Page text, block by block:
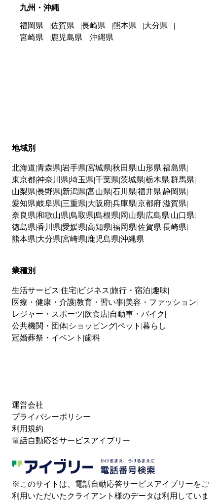
九州・沖縄
福岡県 佐賀県 長崎県 熊本県
大分県
宮崎県
鹿児島県 沖縄県
地域別
北海道 青森県 岩手県 宮城県 秋田県 山形県 福島県
東京都神奈川県 埼玉県 千葉県 茨城県 栃木県 群馬県
山梨県 長野県 新潟県 富山県 石川県 福井県 静岡県
愛知県 岐阜県 三重県 大阪府兵庫県 京都府滋賀県
奈良県 和歌山県 鳥取県 島根県 岡山県 広島県 山口県
徳島県 香川県 愛媛県 高知県 福岡県 佐賀県 長崎県
熊本県 大分県 宮崎県 鹿児島県 沖縄県
業種別
生活サービス 住宅 ビジネス 旅行・宿泊 趣味
医療・健康・介護教育・習い事 美容・ファッション
レジャー・スポーツ 飲食店 自動車・バイク
公共機関・団体 ショッピングペット 暮らし
冠婚葬祭・イベント 歯科
運営会社
プライバシーポリシー
利用規約
電話自動応答サービスアイブリー
※このサイトは、電話自動応答サービスアイブリーをご
利用いただいたクライアント様のデータは利用していま